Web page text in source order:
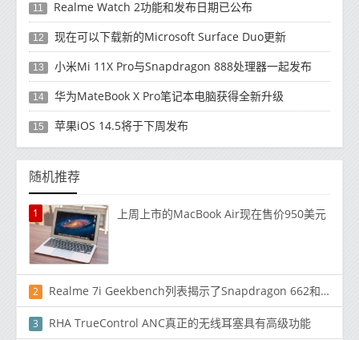
11 Realme Watch 2功能和发布日期已公布
12 现在可以下载新的Microsoft Surface Duo更新
13 小米Mi 11X Pro与Snapdragon 888处理器一起发布
14 华为MateBook X Pro笔记本电脑获得全新升级
15 苹果iOS 14.5将于下周发布
随机推荐
1 上周上市的MacBook Air现在售价950美元
2 Realme 7i Geekbench列表揭示了Snapdragon 662和8 GB RAM
3 RHA TrueControl ANC真正的无线耳塞具有高级功能